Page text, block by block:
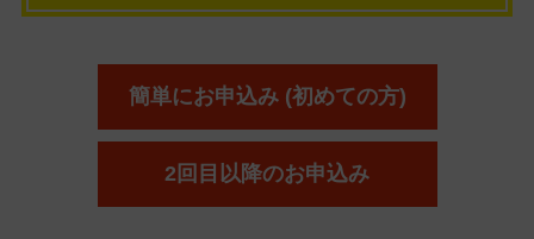
簡単にお申込み (初めての方)
2回目以降のお申込み